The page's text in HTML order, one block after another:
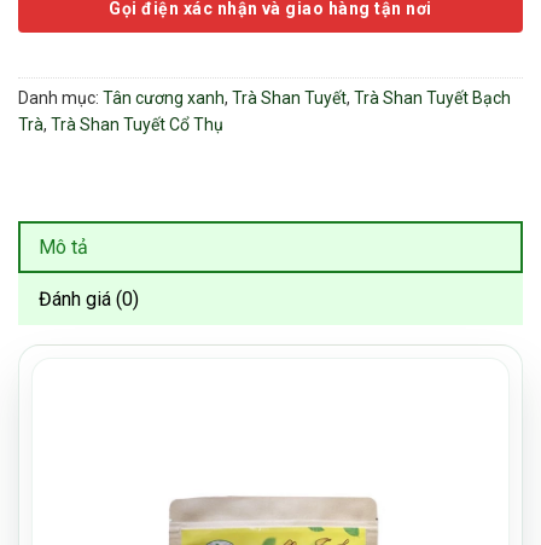
Gọi điện xác nhận và giao hàng tận nơi
Danh mục: Tân cương xanh, Trà Shan Tuyết, Trà Shan Tuyết Bạch
Trà, Trà Shan Tuyết Cổ Thụ
Mô tả
Đánh giá (0)